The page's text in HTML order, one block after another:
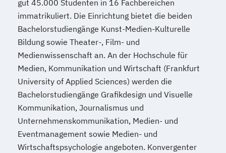
gut 45.000 Studenten in 16 Fachbereichen
immatrikuliert. Die Einrichtung bietet die beiden
Bachelorstudiengänge Kunst-Medien-Kulturelle
Bildung sowie Theater-, Film- und
Medienwissenschaft an. An der Hochschule für
Medien, Kommunikation und Wirtschaft (Frankfurt
University of Applied Sciences) werden die
Bachelorstudiengänge Grafikdesign und Visuelle
Kommunikation, Journalismus und
Unternehmenskommunikation, Medien- und
Eventmanagement sowie Medien- und
Wirtschaftspsychologie angeboten. Konvergenter